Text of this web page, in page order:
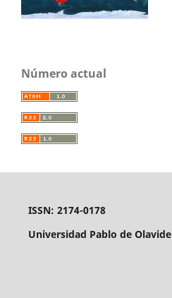
Número actual
ISSN: 2174-0178
Universidad Pablo de Olavide